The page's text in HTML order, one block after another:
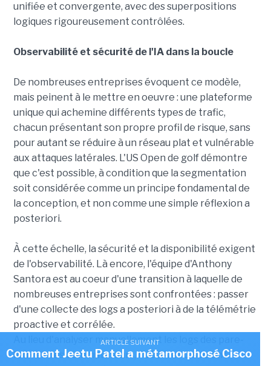
unifiée et convergente, avec des superpositions
logiques rigoureusement contrôlées.
Observabilité et sécurité de l'IA dans la boucle
De nombreuses entreprises évoquent ce modèle,
mais peinent à le mettre en oeuvre : une plateforme
unique qui achemine différents types de trafic,
chacun présentant son propre profil de risque, sans
pour autant se réduire à un réseau plat et vulnérable
aux attaques latérales. L'US Open de golf démontre
que c'est possible, à condition que la segmentation
soit considérée comme un principe fondamental de
la conception, et non comme une simple réflexion a
posteriori.
À cette échelle, la sécurité et la disponibilité exigent
de l'observabilité. Là encore, l'équipe d'Anthony
Santora est au coeur d'une transition à laquelle de
nombreuses entreprises sont confrontées : passer
d'une collecte des logs a posteriori à de la télémétrie
proactive et corrélée.
Au lieu d'analyser manuellement les logs des pare-
feux et des commutateurs, l'USGA et Cisco ont
ARTICLE SUIVANT
Comment Jeetu Patel a métamorphosé Cisco